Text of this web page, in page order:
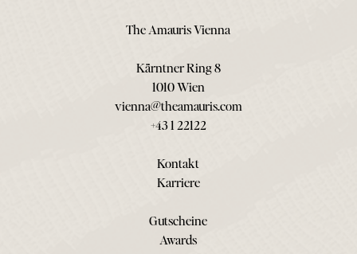
The Amauris Vienna
Kärntner Ring 8
1010 Wien
vienna@theamauris.com
+43 1 22122
Kontakt
Karriere
Gutscheine
Awards